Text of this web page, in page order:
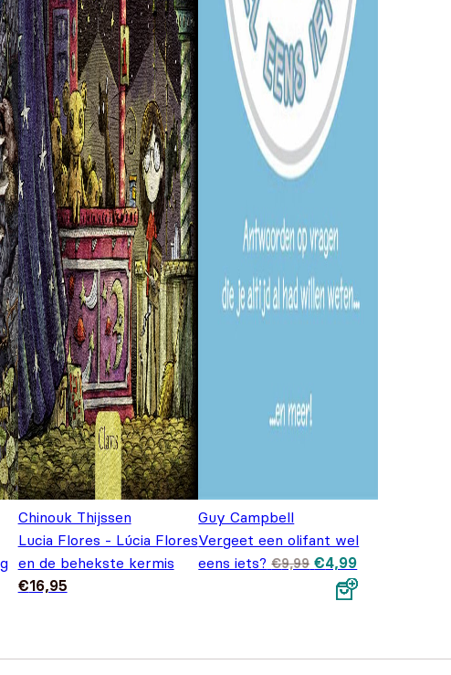
Chinouk Thijssen
Lucia Flores - Lúcia Flores
en de behekste kermis
€16,95
Guy Campbell
Vergeet een olifant wel
eens iets? €9,99 Oorspronkelijke
prijs was:
€9,99.
€4,99Huidige
prijs is:
€4,99.